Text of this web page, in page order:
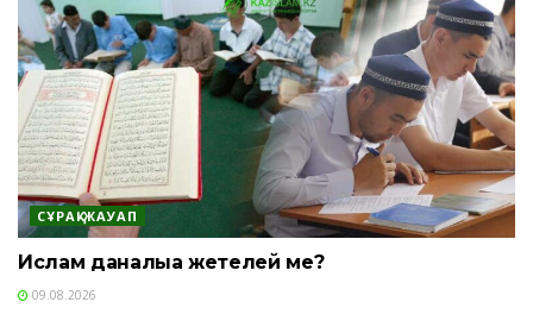
СҰРАҚ-ЖАУАП
Ислам даналыққа жетелей ме?
09.08.2026